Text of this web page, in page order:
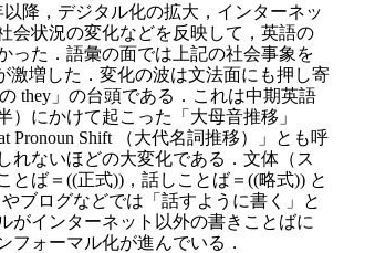
降，デジタル化の拡大，インターネッ
会状況の変化などを反映して，英語の
った．語彙の面では上記の社会事象を
激増した．変化の波は文法面にも押し寄
they」の台頭である．これは中期英語
）にかけて起こった「大母音推移」
Pronoun Shift （大代名詞推移）」とも呼
れないほどの大変化である．文体（ス
とば＝((正式))，話しことば＝((略式)) と
ブログなどでは「話すように書く」と
がインターネット以外の書きことばに
フォーマル化が進んでいる．